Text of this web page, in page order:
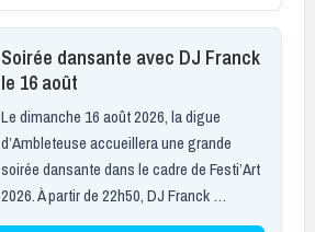
Soirée dansante avec DJ Franck
le 16 août
Le dimanche 16 août 2026, la digue
d’Ambleteuse accueillera une grande
soirée dansante dans le cadre de Festi’Art
2026. À partir de 22h50, DJ Franck …